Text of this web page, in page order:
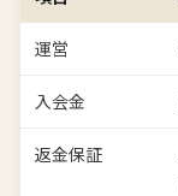
運営
入会金
返金保証